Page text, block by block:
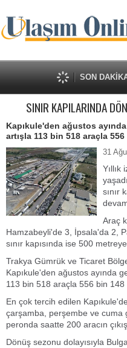
SON
SINIR KAPILARINDA
Kapıkule'den ağustos
artışla 113 bin 518 araçla
31
sınır
Araç
Hamzabeyli'de 3, İpsala'da 2,
sınır kapısında ise 500 metreye
Trakya Gümrük ve Ticaret
Kapıkule'den ağustos ayında
113 bin 518 araçla 556 bin 148
En çok tercih edilen
çarşamba, perşembe ve cuma
peronda saatte 200 aracın
Dönüş sezonu dolayısıyla